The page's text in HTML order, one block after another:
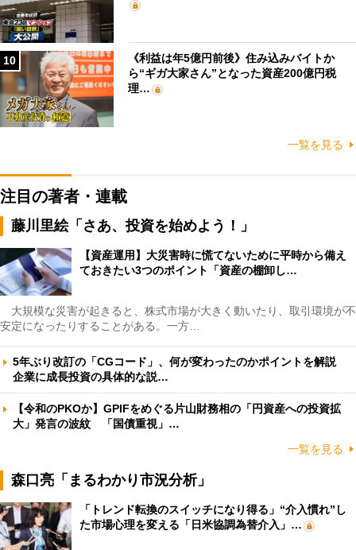
10
《利益は年5億円前後》住み込みバイトか
ら“ギガ大家さん”となった資産200億円税
理…
一覧を見る
注目の著者・連載
藤川里絵「さあ、投資を始めよう！」
【資産運用】大災害時に慌てないために平時から備え
ておきたい3つのポイント「資産の棚卸し…
大規模な災害が起きると、株式市場が大きく動いたり、取引環境が不
安定になったりすることがある。一方…
5年ぶり改訂の「CGコード」、何が変わったのかポイントを解説
企業に成長投資の具体的な説…
【令和のPKOか】GPIFをめぐる片山財務相の「円資産への投資拡
大」発言の波紋 「国債重視」…
一覧を見る
森口亮「まるわかり市況分析」
「トレンド転換のスイッチになり得る」“介入慣れ”し
た市場心理を変える「日米協調為替介入」…